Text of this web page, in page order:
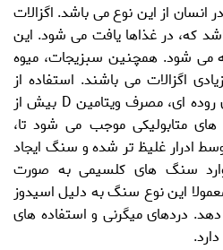
انسان از این نوع می باشد. اگزالات
که، در غذاها یافت می شود. این
می شود. همچنین سبزیجات، میوه
اگزالات می باشند. استفاده از
برخی مواد غذایی، جراحی های روده ای، مصرف ویتامین D بیش از
متابولیکی موجب می شود تا،
ادرار غلیظ تر شده و سنگ ایجاد
سنگ های کلسیمی به صورت
این نوع سنگ به دلیل اسیدوز
دردهای میگرنی و استفاده های